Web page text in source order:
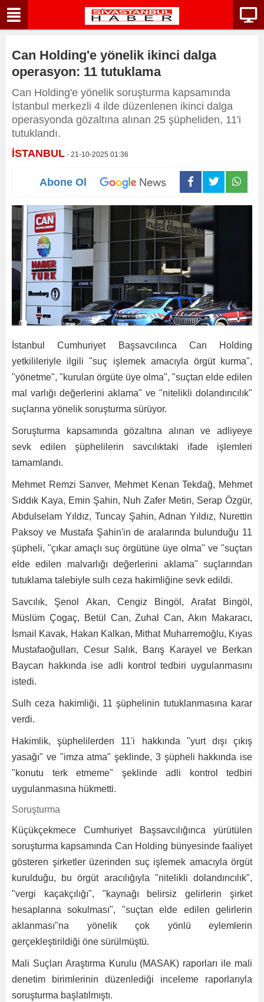
Can Holding'e yönelik ikinci dalga
operasyon: 11 tutuklama
Can Holding'e yönelik soruşturma kapsamında
İstanbul merkezli 4 ilde düzenlenen ikinci dalga
operasyonda gözaltına alınan 25 şüpheliden, 11'i
tutuklandı.
İSTANBUL - 21-10-2025 01:36
Abone Ol
İstanbul Cumhuriyet Başsavcılınca Can Holding
yetkilileriyle ilgili "suç işlemek amacıyla örgüt kurma",
"yönetme", "kurulan örgüte üye olma", "suçtan elde edilen
mal varlığı değerlerini aklama" ve "nitelikli dolandırıcılık"
suçlarına yönelik soruşturma sürüyor.
Soruşturma kapsamında gözaltına alınan ve adliyeye
sevk edilen şüphelilerin savcılıktaki ifade işlemleri
tamamlandı.
Mehmet Remzi Sanver, Mehmet Kenan Tekdağ, Mehmet
Sıddık Kaya, Emin Şahin, Nuh Zafer Metin, Serap Özgür,
Abdulselam Yıldız, Tuncay Şahin, Adnan Yıldız, Nurettin
Paksoy ve Mustafa Şahin'in de aralarında bulunduğu 11
şüpheli, "çıkar amaçlı suç örgütüne üye olma" ve "suçtan
elde edilen malvarlığı değerlerini aklama" suçlarından
tutuklama talebiyle sulh ceza hakimliğine sevk edildi.
Savcılık, Şenol Akan, Cengiz Bingöl, Arafat Bingöl,
Müslüm Çogaç, Betül Can, Zuhal Can, Akın Makaracı,
İsmail Kavak, Hakan Kalkan, Mithat Muharremoğlu, Kıyas
Mustafaoğulları, Cesur Salık, Barış Karayel ve Berkan
Baycan hakkında ise adli kontrol tedbiri uygulanmasını
istedi.
Sulh ceza hakimliği, 11 şüphelinin tutuklanmasına karar
verdi.
Hakimlik, şüphelilerden 11'i hakkında "yurt dışı çıkış
yasağı" ve "imza atma" şeklinde, 3 şüpheli hakkında ise
"konutu terk etmeme" şeklinde adli kontrol tedbiri
uygulanmasına hükmetti.
Soruşturma
Küçükçekmece Cumhuriyet Başsavcılığınca yürütülen
soruşturma kapsamında Can Holding bünyesinde faaliyet
gösteren şirketler üzerinden suç işlemek amacıyla örgüt
kurulduğu, bu örgüt aracılığıyla "nitelikli dolandırıcılık",
"vergi kaçakçılığı", "kaynağı belirsiz gelirlerin şirket
hesaplarına sokulması", "suçtan elde edilen gelirlerin
aklanması"na yönelik çok yönlü eylemlerin
gerçekleştirildiği öne sürülmüştü.
Mali Suçları Araştırma Kurulu (MASAK) raporları ile mali
denetim birimlerinin düzenlediği inceleme raporlarıyla
soruşturma başlatılmıştı.